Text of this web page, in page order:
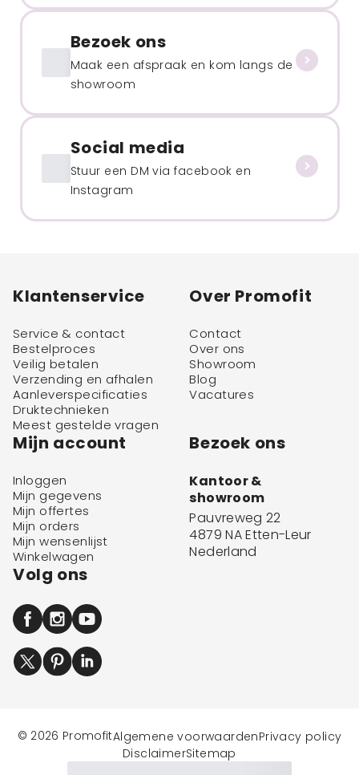
Bezoek ons
Maak een afspraak en kom langs de
showroom
Social media
Stuur een DM via facebook en
Instagram
Klantenservice
Service & contact
Bestelproces
Veilig betalen
Verzending en afhalen
Aanleverspecificaties
Druktechnieken
Meest gestelde vragen
Over Promofit
Contact
Over ons
Showroom
Blog
Vacatures
Mijn account
Inloggen
Mijn gegevens
Mijn offertes
Mijn orders
Mijn wensenlijst
Winkelwagen
Bezoek ons
Kantoor &
showroom
Pauvreweg 22
4879 NA Etten-Leur
Nederland
Volg ons
© 2026 PromofitAlgemene voorwaardenPrivacy policy
DisclaimerSitemap